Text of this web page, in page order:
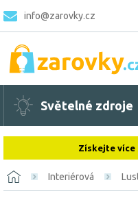
info@zarovky.cz
Světelné zdroje
Získejte více
Interiérová